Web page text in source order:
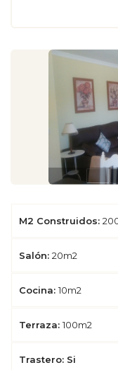
M2 Construidos:
Salón: 20m2
Cocina: 10m2
Terraza: 100m2
Trastero: Si